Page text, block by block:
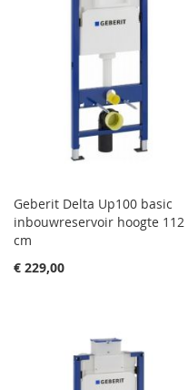
Geberit Delta Up100 basic
inbouwreservoir hoogte 112
cm
€ 229,00